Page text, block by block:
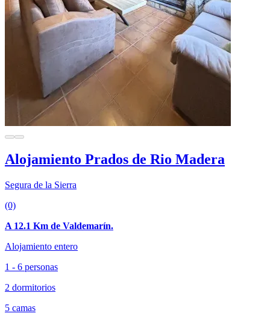
Alojamiento Prados de Rio Madera
Segura de la Sierra
(0)
A 12.1 Km de Valdemarín.
Alojamiento entero
1 - 6 personas
2 dormitorios
5 camas